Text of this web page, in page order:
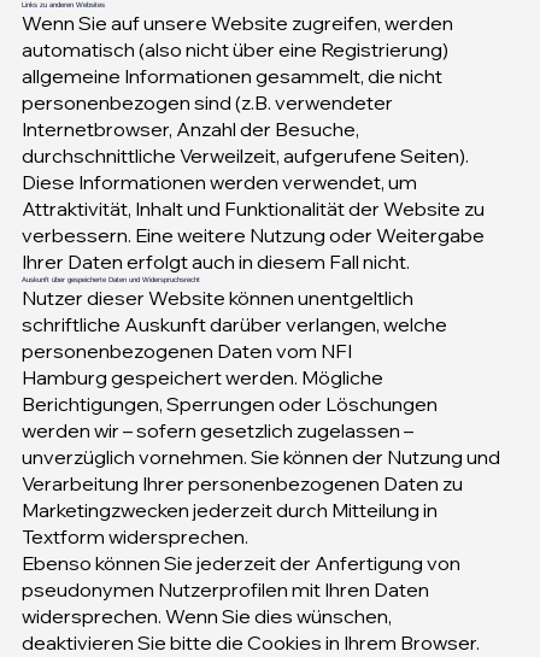
Links zu anderen Websites
Wenn Sie auf unsere Website zugreifen, werden
automatisch (also nicht über eine Registrierung)
allgemeine Informationen gesammelt, die nicht
personenbezogen sind (z.B. verwendeter
Internetbrowser, Anzahl der Besuche,
durchschnittliche Verweilzeit, aufgerufene Seiten).
Diese Informationen werden verwendet, um
Attraktivität, Inhalt und Funktionalität der Website zu
verbessern. Eine weitere Nutzung oder Weitergabe
Ihrer Daten erfolgt auch in diesem Fall nicht.
Auskunft über gespeicherte Daten und Widerspruchsrecht
Nutzer dieser Website können unentgeltlich
schriftliche Auskunft darüber verlangen, welche
personenbezogenen Daten vom NFI
Hamburg gespeichert werden. Mögliche
Berichtigungen, Sperrungen oder Löschungen
werden wir – sofern gesetzlich zugelassen –
unverzüglich vornehmen. Sie können der Nutzung und
Verarbeitung Ihrer personenbezogenen Daten zu
Marketingzwecken jederzeit durch Mitteilung in
Textform widersprechen.
Ebenso können Sie jederzeit der Anfertigung von
pseudonymen Nutzerprofilen mit Ihren Daten
widersprechen. Wenn Sie dies wünschen,
deaktivieren Sie bitte die Cookies in Ihrem Browser.